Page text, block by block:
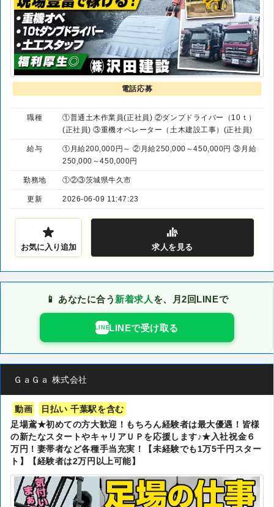
電話応募
職種
①普通土木作業員(正社員) ②ダンプドライバー（10ｔ）
(正社員) ③重機オペレーター（土木建設工事）(正社員)
給与
①月給200,000円～ ②月給250,000～450,000円 ③月給
250,000～450,000円
勤務地 ①②③茨城県牛久市
更新 2026-06-09 11:47:23
お気に入り追加 求人を見る
📱 あなたに合う 新着求人 を、月2回LINEで
LINELINEで受け取る
ＧａＧａ 株式会社
動画
日払い 千葉駅を含む
足場鳶★初めての方大歓迎！もちろん経験者は最大優遇！皆様
の新たなスタートやキャリアＵＰを応援します♪★入社祝金６
万円！妻帯者など各種手当充実！【未経験でも1万5千円スター
ト】【経験者は2万円以上可能】